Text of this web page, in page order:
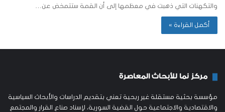
والتكهنات التي ذهبت في معظمها إلى أن القمة ستتمخض عن…
أكمل القراءة »
مركز نما للأبحاث المعاصرة
مؤسسة بحثية مستقلة غير ربحية تعني بتقديم الدراسات والأبحاث السياسية
والاقتصادية والاجتماعية حول القضية السورية، لإسناد صناع القرار والمجتمع